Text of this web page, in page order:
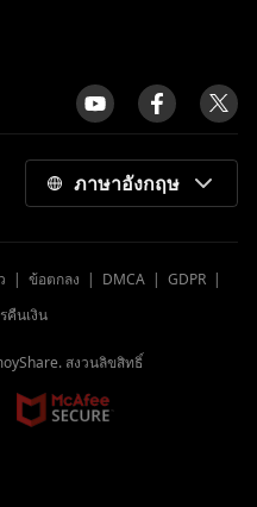
ภาษาอังกฤษ
| ข้อตกลง | DMCA| GDPR|
คืนเงิน
สงวนลิขสิทธิ์